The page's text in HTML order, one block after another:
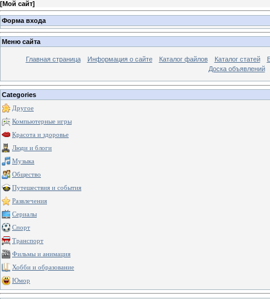
[Мой сайт]
Форма входа
Меню сайта
Главная страница Информация о сайте Каталог файлов Каталог статей
Доска объявлений
Categories
Другое
Компьютерные игры
Красота и здоровье
Люди и блоги
Музыка
Общество
Путешествия и события
Развлечения
Сериалы
Спорт
Транспорт
Фильмы и анимация
Хобби и образование
Юмор